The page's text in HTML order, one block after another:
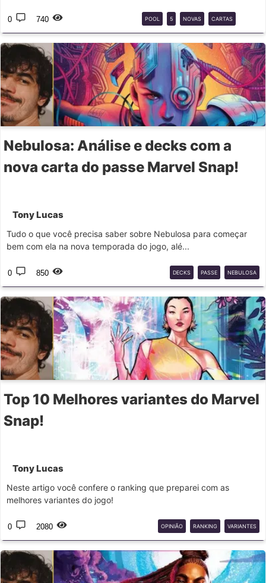
0 740 POOL 5 NOVAS CARTAS
ANÁLISE
Nebulosa: Análise e decks com a
nova carta do passe Marvel Snap!
Tony Lucas
Tudo o que você precisa saber sobre Nebulosa para começar
bem com ela na nova temporada do jogo, alé...
0 850 DECKS PASSE NEBULOSA
Top 10 Melhores variantes do Marvel
Snap!
Tony Lucas
Neste artigo você confere o ranking que preparei com as
melhores variantes do jogo!
0 2080 OPINIÃO RANKING VARIANTES